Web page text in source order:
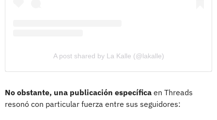
A post shared by La Kalle (@lakalle)
No obstante, una publicación específica en Threads
resonó con particular fuerza entre sus seguidores: